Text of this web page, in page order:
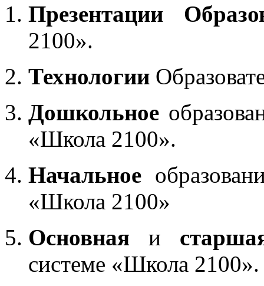
Презентации
2100».
Технологии
Дошкольное
«Школа 2100».
Начальное
«Школа 2100»
Основная и
системе «Школа 2100».